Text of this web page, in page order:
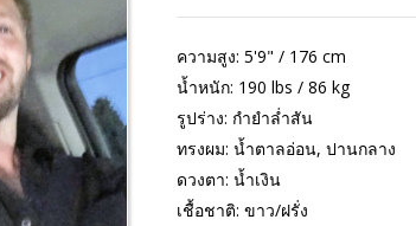
ความสูง: 5'9" / 176 cm
น้ำหนัก: 190 lbs / 86 kg
รูปร่าง: กำยำล่ำสัน
ทรงผม: น้ำตาลอ่อน, ปานกลาง
ดวงตา: น้ำเงิน
เชื้อชาติ: ขาว/ฝรั่ง